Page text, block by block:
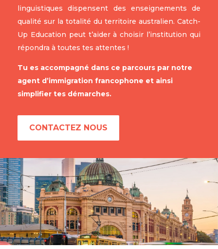
linguistiques dispensent des enseignements de
qualité sur la totalité du territoire australien. Catch-
Up Education peut t’aider à choisir l’institution qui
répondra à toutes tes attentes !
Tu es accompagné dans ce parcours par notre
agent d’immigration francophone et ainsi
simplifier tes démarches.
CONTACTEZ NOUS